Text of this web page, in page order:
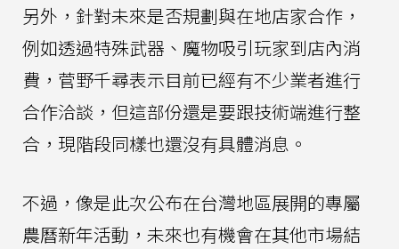
另外，針對未來是否規劃與在地店家合作，
例如透過特殊武器、魔物吸引玩家到店內消
費，菅野千尋表示目前已經有不少業者進行
合作洽談，但這部份還是要跟技術端進行整
合，現階段同樣也還沒有具體消息。
不過，像是此次公布在台灣地區展開的專屬
農曆新年活動，未來也有機會在其他市場結